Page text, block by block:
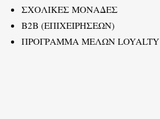
ΣΧΟΛΙΚΕΣ ΜΟΝΑΔΕΣ
B2B (ΕΠΙΧΕΙΡΗΣΕΩΝ)
ΠΡΟΓΡΑΜΜΑ ΜΕΛΩΝ LOYALTY